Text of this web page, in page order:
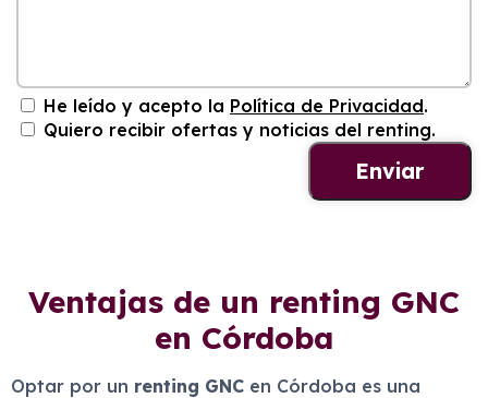
He leído y acepto la Política de Privacidad.
Quiero recibir ofertas y noticias del renting.
Ventajas de un renting GNC
en Córdoba
Optar por un renting GNC en Córdoba es una